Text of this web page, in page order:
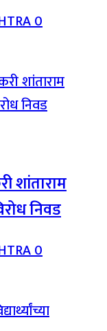
0
शांताराम
निवड
0